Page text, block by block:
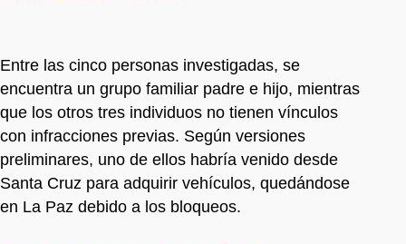
Entre las cinco personas investigadas, se
encuentra un grupo familiar padre e hijo, mientras
que los otros tres individuos no tienen vínculos
con infracciones previas. Según versiones
preliminares, uno de ellos habría venido desde
Santa Cruz para adquirir vehículos, quedándose
en La Paz debido a los bloqueos.